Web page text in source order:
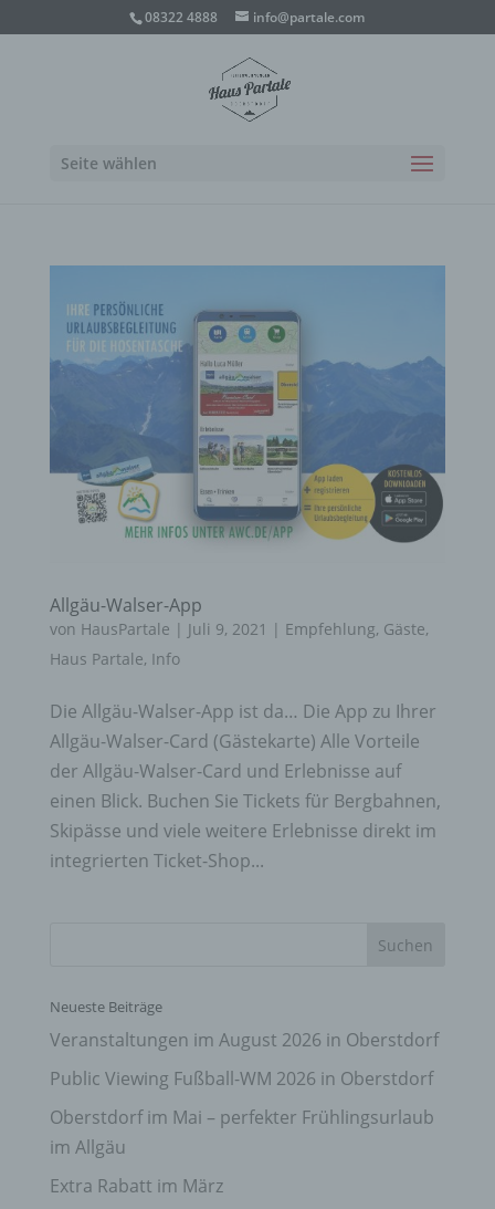
08322 4888 info@partale.com
Seite wählen
Allgäu-Walser-App
von HausPartale | Juli 9, 2021 | Empfehlung, Gäste,
Haus Partale, Info
Die Allgäu-Walser-App ist da… Die App zu Ihrer
Allgäu-Walser-Card (Gästekarte) Alle Vorteile
der Allgäu-Walser-Card und Erlebnisse auf
einen Blick. Buchen Sie Tickets für Bergbahnen,
Skipässe und viele weitere Erlebnisse direkt im
integrierten Ticket-Shop...
Neueste Beiträge
Veranstaltungen im August 2026 in Oberstdorf
Public Viewing Fußball-WM 2026 in Oberstdorf
Oberstdorf im Mai – perfekter Frühlingsurlaub
im Allgäu
Extra Rabatt im März